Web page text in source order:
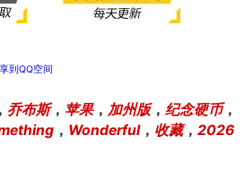
到QQ空间
乔布斯， 苹果， 加州版， 纪念硬币，
， Wonderful， 收藏， 2026